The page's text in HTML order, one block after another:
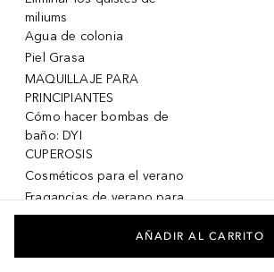
miliums
Agua de colonia
Piel Grasa
MAQUILLAJE PARA
PRINCIPIANTES
Cómo hacer bombas de
baño: DYI
CUPEROSIS
Cosméticos para el verano
Fragancias de verano para
mujeres
Fragancias de verano paraAÑADIR AL CARRITO